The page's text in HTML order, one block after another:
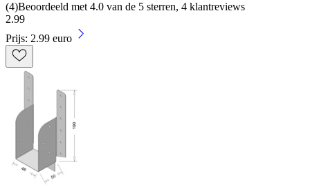
(4)Beoordeeld met 4.0 van de 5 sterren, 4 klantreviews
2.99
Prijs: 2.99 euro